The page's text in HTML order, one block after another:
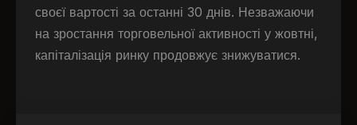
своєї вартості за останні 30 днів. Незважаючи
на зростання торговельної активності у жовтні,
капіталізація ринку продовжує знижуватися.